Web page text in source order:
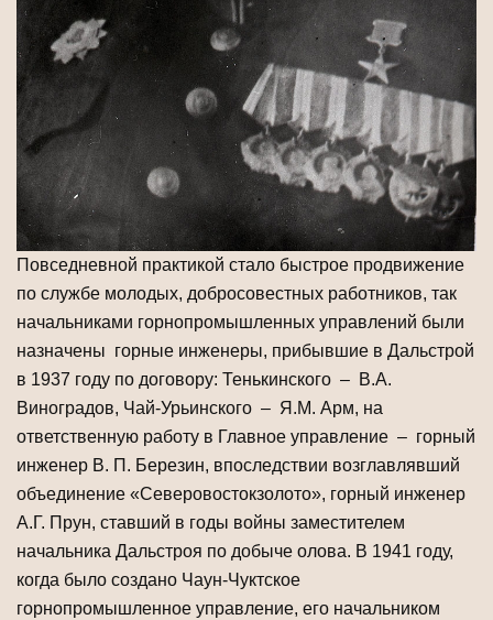
Повседневной практикой стало быстрое продвижение
по службе молодых, добросовестных работников, так
начальниками горнопромышленных управлений были
назначены горные инженеры, прибывшие в Дальстрой
в 1937 году по договору: Тенькинского – В.А.
Виноградов, Чай-Урьинского – Я.М. Арм, на
ответственную работу в Главное управление – горный
инженер В. П. Березин, впоследствии возглавлявший
объединение «Северовостокзолото», горный инженер
А.Г. Прун, ставший в годы войны заместителем
начальника Дальстроя по добыче олова. В 1941 году,
когда было создано Чаун-Чуктское
горнопромышленное управление, его начальником